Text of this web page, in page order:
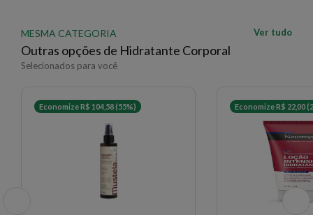
MESMA CATEGORIA
Outras opções de Hidratante Corporal
Selecionados para você
Ver tudo
Economize R$ 104,58 (55%) Economize R$ 22,00